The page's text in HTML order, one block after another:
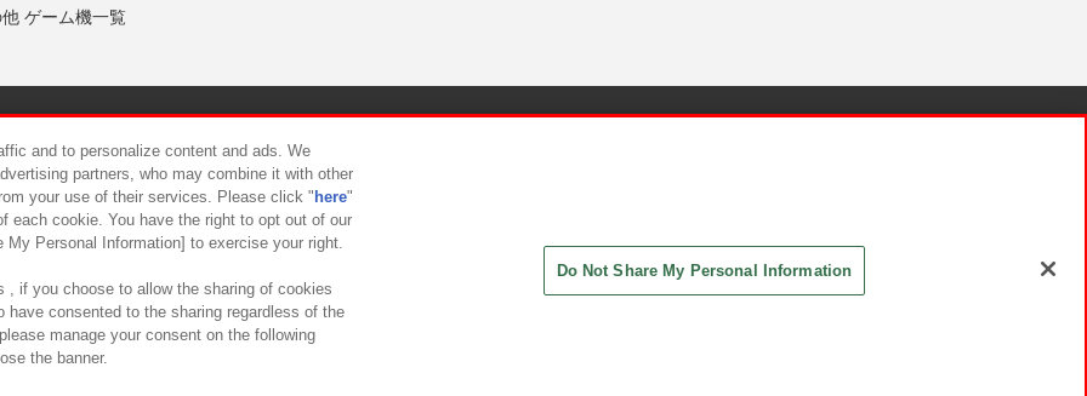
ゲーム機一覧
について カスタマーハラスメント対応方針
and to personalize content and ads. We
partners, who may combine it with other
your use of their services. Please click " here"
each cookie. You have the right to opt out of our
Personal Information] to exercise your right.
, if you choose to allow the sharing of cookies
have consented to the sharing regardless of the
manage your consent on the following
the banner.
Do Not Share My Personal Information